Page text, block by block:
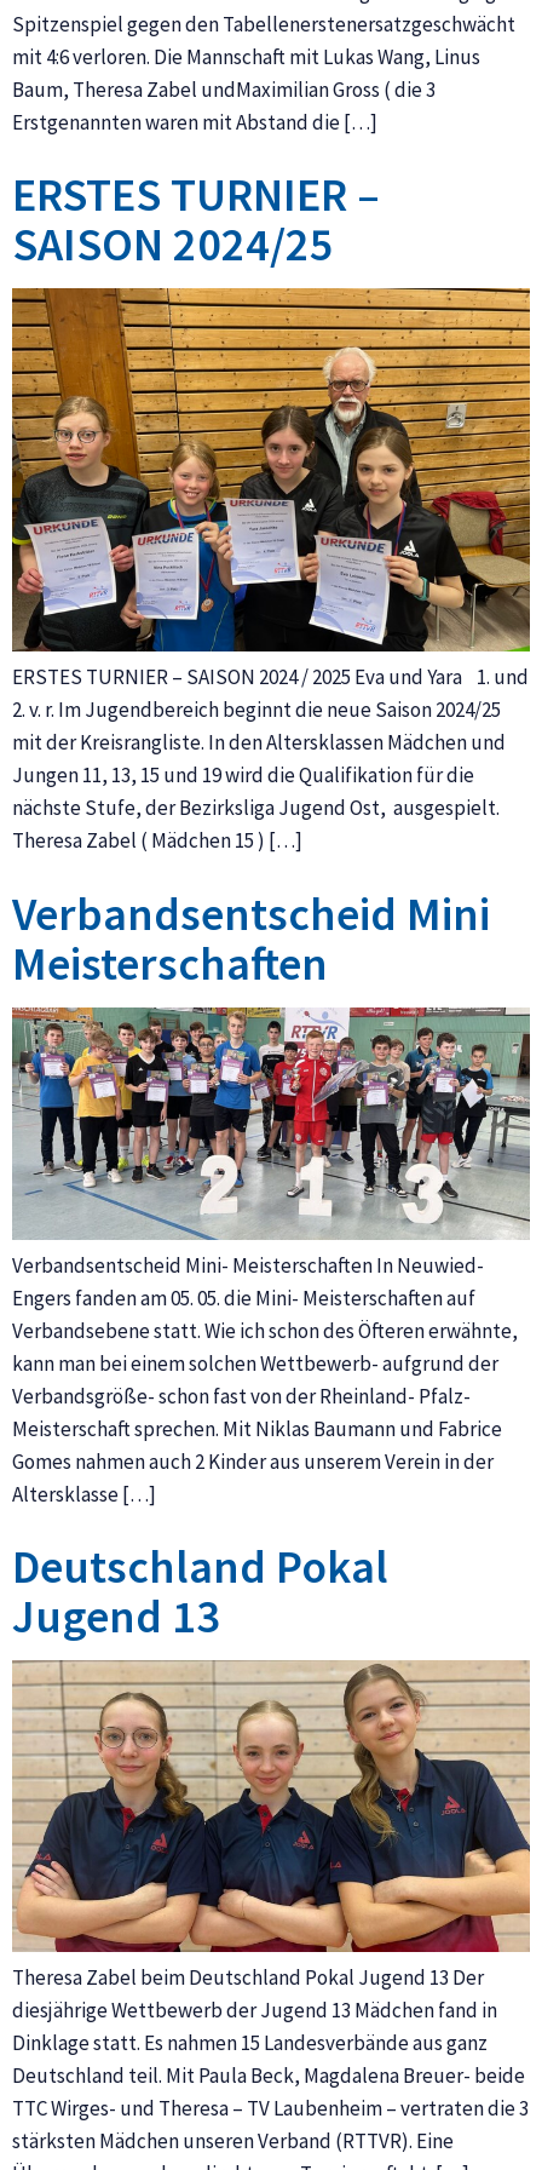
Spitzenspiel gegen den Tabellenerstenersatzgeschwächt
mit 4:6 verloren. Die Mannschaft mit Lukas Wang, Linus
Baum, Theresa Zabel undMaximilian Gross ( die 3
Erstgenannten waren mit Abstand die […]
ERSTES TURNIER –
SAISON 2024/25
ERSTES TURNIER – SAISON 2024 / 2025 Eva und Yara 1. und
2. v. r. Im Jugendbereich beginnt die neue Saison 2024/25
mit der Kreisrangliste. In den Altersklassen Mädchen und
Jungen 11, 13, 15 und 19 wird die Qualifikation für die
nächste Stufe, der Bezirksliga Jugend Ost, ausgespielt.
Theresa Zabel ( Mädchen 15 ) […]
Verbandsentscheid Mini
Meisterschaften
Verbandsentscheid Mini- Meisterschaften In Neuwied-
Engers fanden am 05. 05. die Mini- Meisterschaften auf
Verbandsebene statt. Wie ich schon des Öfteren erwähnte,
kann man bei einem solchen Wettbewerb- aufgrund der
Verbandsgröße- schon fast von der Rheinland- Pfalz-
Meisterschaft sprechen. Mit Niklas Baumann und Fabrice
Gomes nahmen auch 2 Kinder aus unserem Verein in der
Altersklasse […]
Deutschland Pokal
Jugend 13
Theresa Zabel beim Deutschland Pokal Jugend 13 Der
diesjährige Wettbewerb der Jugend 13 Mädchen fand in
Dinklage statt. Es nahmen 15 Landesverbände aus ganz
Deutschland teil. Mit Paula Beck, Magdalena Breuer- beide
TTC Wirges- und Theresa – TV Laubenheim – vertraten die 3
stärksten Mädchen unseren Verband (RTTVR). Eine